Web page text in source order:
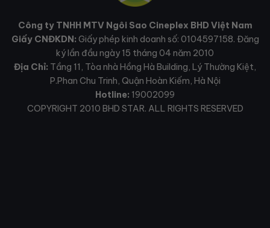
Công ty TNHH MTV Ngôi Sao Cineplex BHD Việt Nam
Giấy CNĐKDN: Giấy phép kinh doanh số: 0104597158. Đăng
ký lần đầu ngày 15 tháng 04 năm 2010
Địa Chỉ: Tầng 11, Tòa nhà Hồng Hà Building, Lý Thường Kiệt,
P.Phan Chu Trinh, Quận Hoàn Kiếm, Hà Nội
Hotline: 19002099
COPYRIGHT 2010 BHD STAR. ALL RIGHTS RESERVED